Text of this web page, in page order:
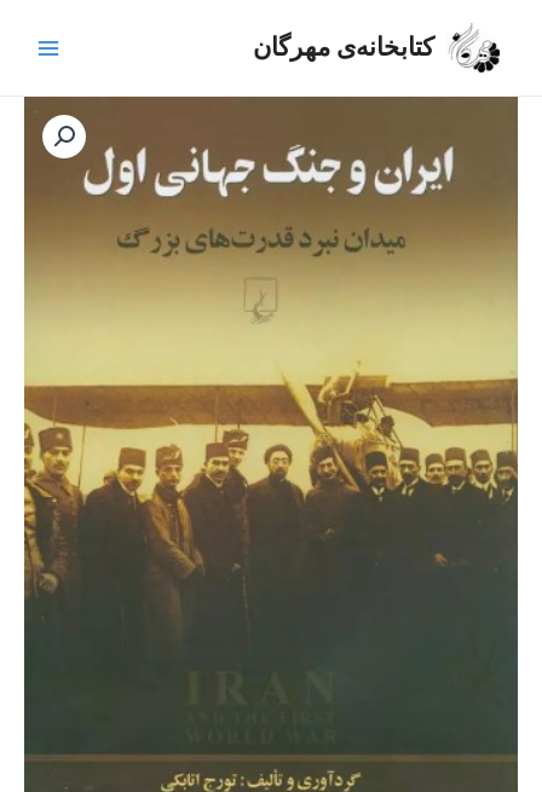
کتابخانه‌ی مهرگان